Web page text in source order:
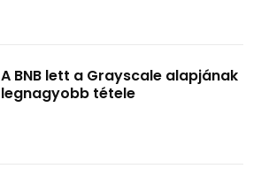
A BNB lett a Grayscale alapjának
legnagyobb tétele